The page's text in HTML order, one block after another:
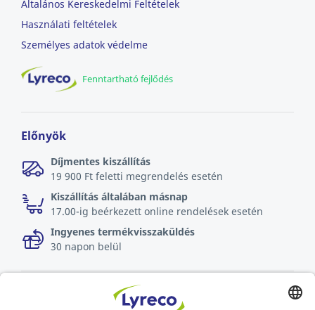
Általános Kereskedelmi Feltételek
Használati feltételek
Személyes adatok védelme
Fenntartható fejlődés
Előnyök
Díjmentes kiszállítás
19 900 Ft feletti megrendelés esetén
Kiszállítás általában másnap
17.00-ig beérkezett online rendelések esetén
Ingyenes termékvisszaküldés
30 napon belül
A munkahelyek szakértője